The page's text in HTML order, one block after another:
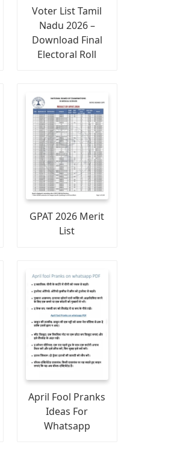
Voter List Tamil
Nadu 2026 –
Download Final
Electoral Roll
GPAT 2026 Merit
List
April Fool Pranks
Ideas For
Whatsapp